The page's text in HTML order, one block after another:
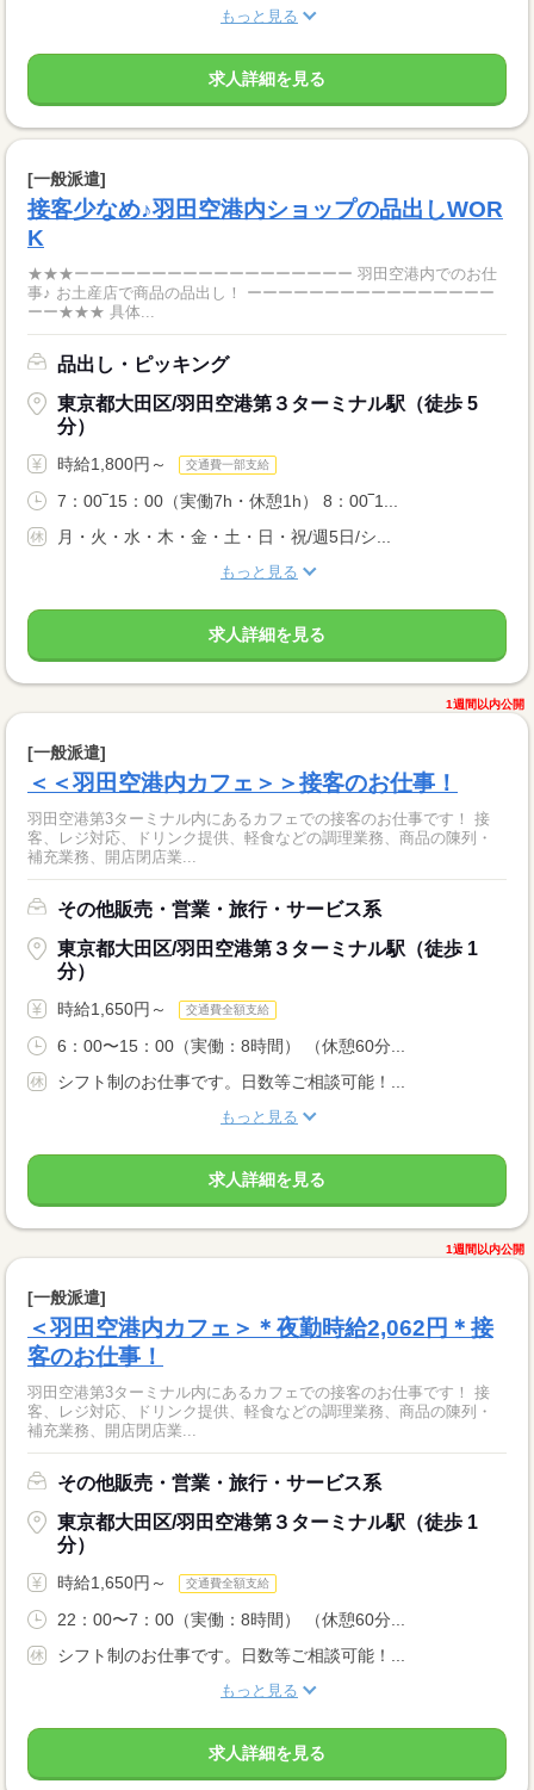
もっと見る
求人詳細を見る
[一般派遣]
接客少なめ♪羽田空港内ショップの品出しWOR
K
★★★ーーーーーーーーーーーーーーーーーー 羽田空港内でのお仕
事♪ お土産店で商品の品出し！ ーーーーーーーーーーーーーーーー
ーー★★★ 具体...
品出し・ピッキング
東京都大田区/羽田空港第３ターミナル駅（徒歩 5
分）
時給1,800円～ 交通費一部支給
7：00‾15：00（実働7h・休憩1h） 8：00‾1...
月・火・水・木・金・土・日・祝/週5日/シ...
もっと見る
求人詳細を見る
1週間以内公開
[一般派遣]
＜＜羽田空港内カフェ＞＞接客のお仕事！
羽田空港第3ターミナル内にあるカフェでの接客のお仕事です！ 接
客、レジ対応、ドリンク提供、軽食などの調理業務、商品の陳列・
補充業務、開店閉店業...
その他販売・営業・旅行・サービス系
東京都大田区/羽田空港第３ターミナル駅（徒歩 1
分）
時給1,650円～ 交通費全額支給
6：00〜15：00（実働：8時間） （休憩60分...
シフト制のお仕事です。日数等ご相談可能！...
もっと見る
求人詳細を見る
1週間以内公開
[一般派遣]
＜羽田空港内カフェ＞＊夜勤時給2,062円＊接
客のお仕事！
羽田空港第3ターミナル内にあるカフェでの接客のお仕事です！ 接
客、レジ対応、ドリンク提供、軽食などの調理業務、商品の陳列・
補充業務、開店閉店業...
その他販売・営業・旅行・サービス系
東京都大田区/羽田空港第３ターミナル駅（徒歩 1
分）
時給1,650円～ 交通費全額支給
22：00〜7：00（実働：8時間） （休憩60分...
シフト制のお仕事です。日数等ご相談可能！...
もっと見る
求人詳細を見る